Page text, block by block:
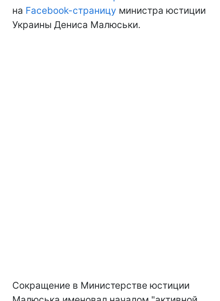
на Facebook-страницу министра юстиции
Украины Дениса Малюськи.
Сокращение в Министерстве юстиции